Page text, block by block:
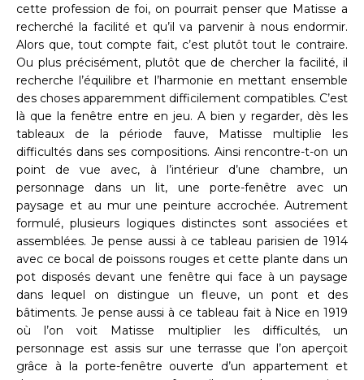
cette profession de foi, on pourrait penser que Matisse a
recherché la facilité et qu’il va parvenir à nous endormir.
Alors que, tout compte fait, c’est plutôt tout le contraire.
Ou plus précisément, plutôt que de chercher la facilité, il
recherche l’équilibre et l’harmonie en mettant ensemble
des choses apparemment difficilement compatibles. C’est
là que la fenêtre entre en jeu. A bien y regarder, dès les
tableaux de la période fauve, Matisse multiplie les
difficultés dans ses compositions. Ainsi rencontre-t-on un
point de vue avec, à l’intérieur d’une chambre, un
personnage dans un lit, une porte-fenêtre avec un
paysage et au mur une peinture accrochée. Autrement
formulé, plusieurs logiques distinctes sont associées et
assemblées. Je pense aussi à ce tableau parisien de 1914
avec ce bocal de poissons rouges et cette plante dans un
pot disposés devant une fenêtre qui face à un paysage
dans lequel on distingue un fleuve, un pont et des
bâtiments. Je pense aussi à ce tableau fait à Nice en 1919
où l’on voit Matisse multiplier les difficultés, un
personnage est assis sur une terrasse que l’on aperçoit
grâce à la porte-fenêtre ouverte d’un appartement et